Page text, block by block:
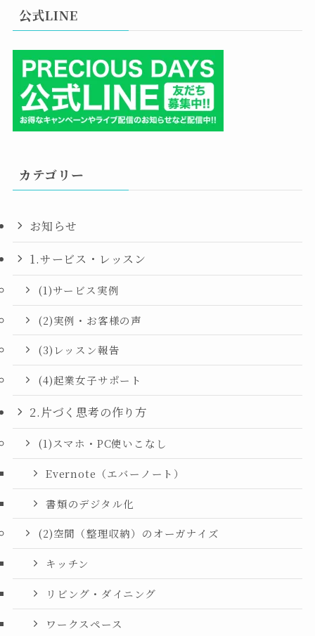
公式LINE
カテゴリー
お知らせ
1.サービス・レッスン
(1)サービス実例
(2)実例・お客様の声
(3)レッスン報告
(4)起業女子サポート
2.片づく思考の作り方
(1)スマホ・PC使いこなし
Evernote（エバーノート）
書類のデジタル化
(2)空間（整理収納）のオーガナイズ
キッチン
リビング・ダイニング
ワークスペース